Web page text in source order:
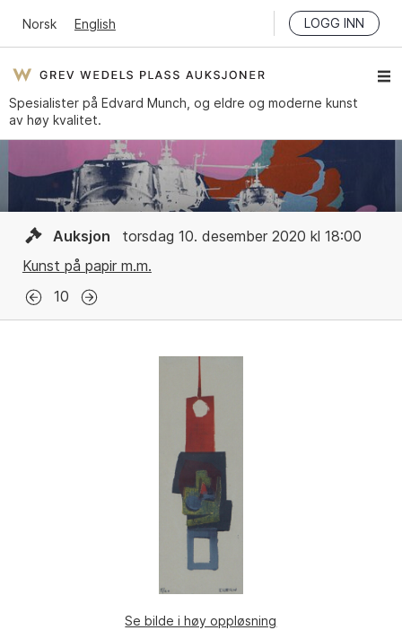
Norsk English LOGG INN
Spesialister på Edvard Munch, og eldre og moderne kunst
av høy kvalitet.
Auksjon
torsdag 10. desember 2020 kl 18:00
Kunst på papir m.m.
10
Se bilde i høy oppløsning